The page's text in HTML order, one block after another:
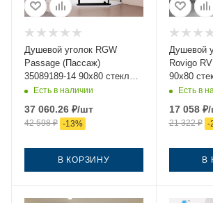
Душевой уголок RGW
Passage (Пассаж)
35089189-14 90х80 стекло
прозрачное профиль
Есть в наличии
37 060.26 ₽/шт
42 598₽ -13%
В КОРЗИНУ
Душевой
Rovigo
90х80
профиль
Есть в
17 058₽/
21 322₽ -
В